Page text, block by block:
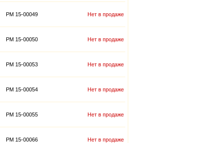
PM 15-00049 Нет в продаже
PM 15-00050 Нет в продаже
PM 15-00053 Нет в продаже
PM 15-00054 Нет в продаже
PM 15-00055 Нет в продаже
PM 15-00066 Нет в продаже